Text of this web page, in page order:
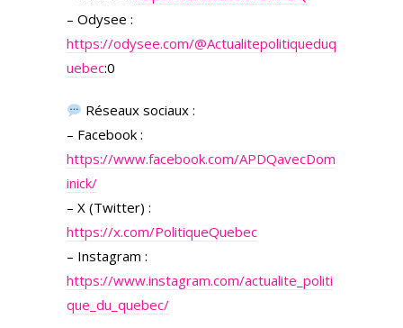
– Odysee :
https://odysee.com/@Actualitepolitiqueduq
uebec:0
Réseaux sociaux :
– Facebook :
https://www.facebook.com/APDQavecDom
inick/
– X (Twitter) :
https://x.com/PolitiqueQuebec
– Instagram :
https://www.instagram.com/actualite_politi
que_du_quebec/